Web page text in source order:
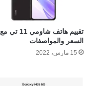
تقييم هاتف شاومي 11 تي مع
السعر والمواصفات
15 مارس، 2022